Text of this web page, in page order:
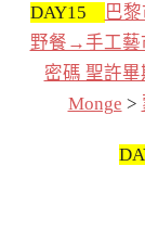
DAY15 巴
野餐→手工藝
密碼 聖許
Monge >